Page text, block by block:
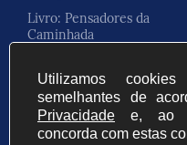
Livro: Pensadores da
Caminhada
Utilizamos
semelhantes de
Privacidade e, ao
concorda com estas